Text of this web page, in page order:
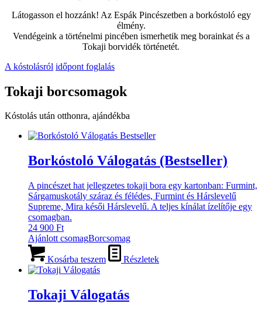
Látogasson el hozzánk! Az Espák Pincészetben a borkóstoló egy
élmény.
Vendégeink a történelmi pincében ismerhetik meg borainkat és a
Tokaji borvidék történetét.
A kóstolásról időpont foglalás
Tokaji borcsomagok
Kóstolás után otthonra, ajándékba
Borkóstoló Válogatás (Bestseller)
A pincészet hat jellegzetes tokaji bora egy kartonban: Furmint,
Sárgamuskotály száraz és félédes, Furmint és Hárslevelű
Supreme, Mira késői Hárslevelű. A teljes kínálat ízelítője egy
csomagban.
24 900 Ft
Ajánlott csomagBorcsomag
Kosárba teszem Részletek
Tokaji Válogatás